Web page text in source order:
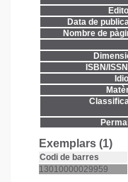
Data de
Nombre de
ISBN/
Exemplars (1)
Codi de barres
13010000029959